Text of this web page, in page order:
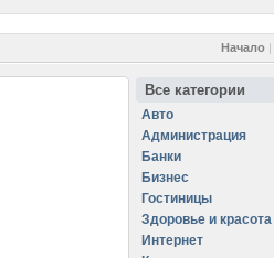
Начало |
Все категории
Авто
Администрация
Банки
Бизнес
Гостиницы
Здоровье и красота
Интернет